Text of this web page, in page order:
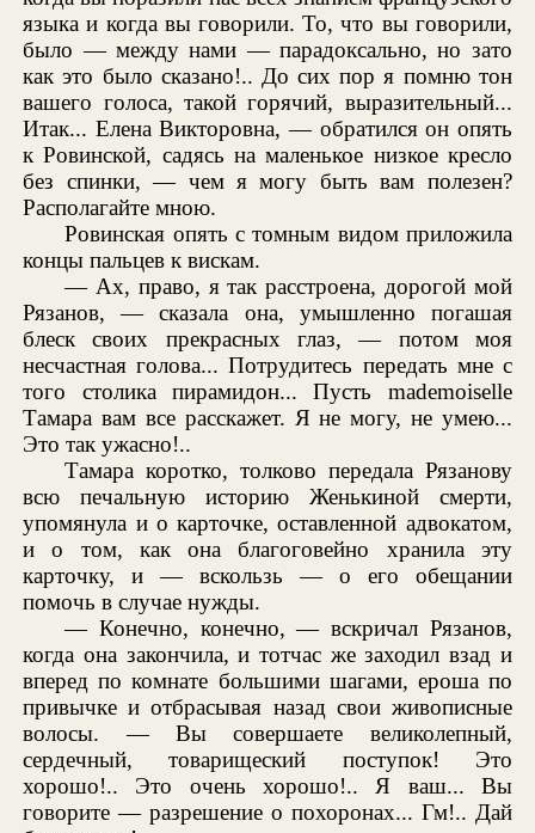
языка и когда вы говорили. То, что вы говорили,
было — между нами — парадоксально, но зато
как это было сказано!.. До сих пор я помню тон
вашего голоса, такой горячий, выразительный...
Итак... Елена Викторовна, — обратился он опять
к Ровинской, садясь на маленькое низкое кресло
без спинки, — чем я могу быть вам полезен?
Располагайте мною.
Ровинская опять с томным видом приложила
концы пальцев к вискам.
— Ах, право, я так расстроена, дорогой мой
Рязанов, — сказала она, умышленно погашая
блеск своих прекрасных глаз, — потом моя
несчастная голова... Потрудитесь передать мне с
того столика пирамидон... Пусть mademoiselle
Тамара вам все расскажет. Я не могу, не умею...
Это так ужасно!..
Тамара коротко, толково передала Рязанову
всю печальную историю Женькиной смерти,
упомянула и о карточке, оставленной адвокатом,
и о том, как она благоговейно хранила эту
карточку, и — вскользь — о его обещании
помочь в случае нужды.
— Конечно, конечно, — вскричал Рязанов,
когда она закончила, и тотчас же заходил взад и
вперед по комнате большими шагами, ероша по
привычке и отбрасывая назад свои живописные
волосы. — Вы совершаете великолепный,
сердечный, товарищеский поступок! Это
хорошо!.. Это очень хорошо!.. Я ваш... Вы
говорите — разрешение о похоронах... Гм!.. Дай